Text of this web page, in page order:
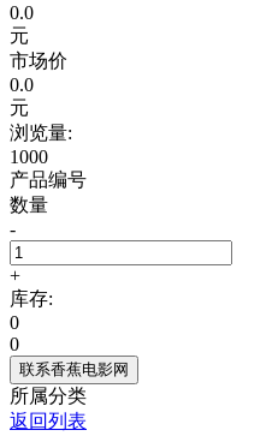
0.0
元
市场价
0.0
元
浏览量:
1000
产品编号
数量
-
+
库存:
0
0
联系香蕉电影网
所属分类
返回列表